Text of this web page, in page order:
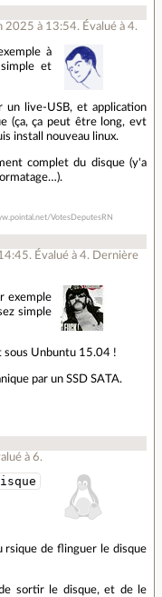
2025 à 13:54. Évalué à 4.
à
et
un live-USB, et application
(ça, ça peut être long, evt
install nouveau linux.
complet du disque (y'a
VotesDeputesRN
. Évalué à4. Dernière
exemple
simple
sous Unbuntu 15.04 !
par un SSD SATA.
à6.
rsique de flinguer le disque
sortir le disque, et de le